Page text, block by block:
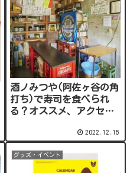
酒ノみつや(阿佐ヶ谷の角
打ち)で寿司を食べられ
る？オススメ、アクセス
2022.12.15
グッズ・イベント